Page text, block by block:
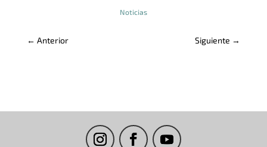
Noticias
← Anterior Siguiente →